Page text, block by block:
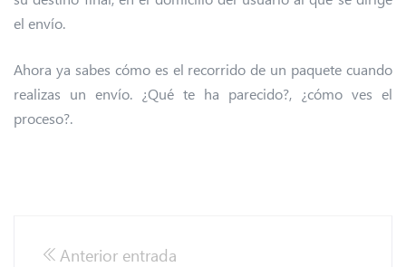
el envío.
Ahora ya sabes cómo es el recorrido de un paquete cuando
realizas un envío. ¿Qué te ha parecido?, ¿cómo ves el
proceso?.
Anterior entrada